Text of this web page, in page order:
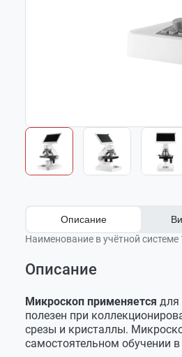
Описание
Наименование в учётной системе
Описание
Микроскоп применяется для
полезен при
срезы и кристаллы.
самостоятельном обучении
Увеличение микроскопа
Цветной IPS монитор 7”
Сенсор CMOS с
Механический
Тип микроскопа
Общее увеличение
Оптика микроскопа
Штатив с механизмом
Оптическая головка с
Револьверное
Механический
Инструкция по
эксплуатации.